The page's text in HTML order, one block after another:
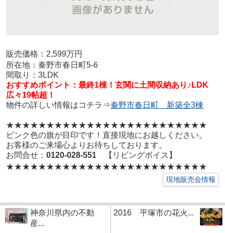
販売価格：2,599万円
所在地：秦野市春日町5-6
間取り：3LDK
おすすめポイント：最終1棟！玄関に土間収納あり♪LDK
広々19帖超！
物件の詳しい情報はコチラ⇒秦野市春日町 新築全3棟
★★★★★★★★★★★★★★★★★★★★★★★★★
ピンク色の旗が目印です！直接現地にお越しください。
お客様のご来場心よりお待ちしております。
お問合せ： 0120-028-551【リビングボイス】
★★★★★★★★★★★★★★★★★★★★★★★★★
現地販売会情報
神奈川県内の不動
産...
2016 平塚市の花火...